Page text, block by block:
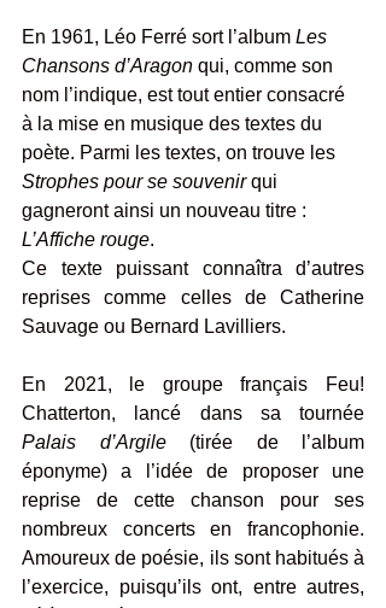
En 1961, Léo Ferré sort l’album Les
Chansons d’Aragon qui, comme son
nom l’indique, est tout entier consacré
à la mise en musique des textes du
poète. Parmi les textes, on trouve les
Strophes pour se souvenir qui
gagneront ainsi un nouveau titre :
L’Affiche rouge.
Ce texte puissant connaîtra d’autres
reprises comme celles de Catherine
Sauvage ou Bernard Lavilliers.
En 2021, le groupe français Feu!
Palais d’Argile (tirée de l’album
éponyme) a l’idée de proposer une
reprise de cette chanson pour ses
nombreux concerts en francophonie.
Amoureux de poésie, ils sont habitués à
l’exercice, puisqu’ils ont, entre autres,